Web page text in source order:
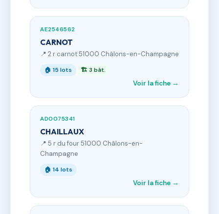
AE2546562
CARNOT
📍 2 r carnot 51000 Châlons-en-Champagne
🏠 15 lots 🏗 3 bât.
Voir la fiche →
AD0075341
CHAILLAUX
📍 5 r du four 51000 Châlons-en-
Champagne
🏠 14 lots
Voir la fiche →